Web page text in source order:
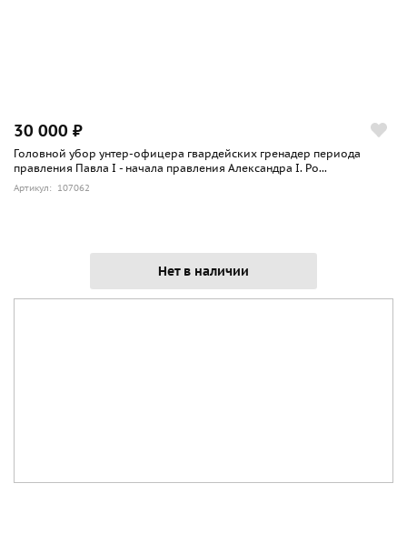
30 000 ₽
Головной убор унтер-офицера гвардейских гренадер периода
правления Павла I - начала правления Александра I. Ро...
Артикул: 107062
Нет в наличии